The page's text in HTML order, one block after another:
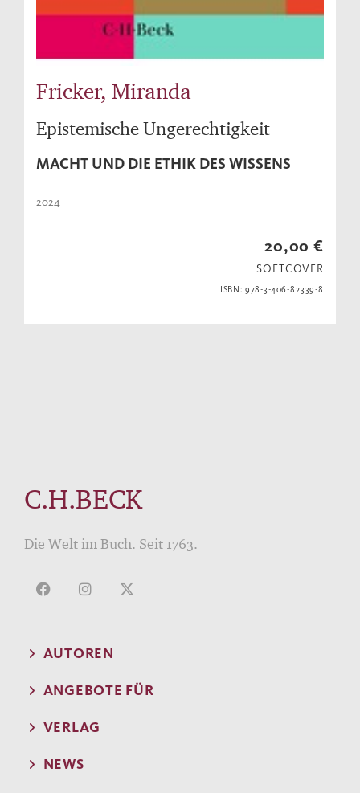
Fricker, Miranda
Epistemische Ungerechtigkeit
MACHT UND DIE ETHIK DES WISSENS
2024
20,00 €
SOFTCOVER
ISBN: 978-3-406-82339-8
C.H.BECK
Die Welt im Buch. Seit 1763.
AUTOREN
ANGEBOTE FÜR
VERLAG
NEWS